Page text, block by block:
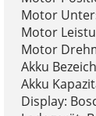
Motor
Motor
Motor
Akku
Akku
Display: